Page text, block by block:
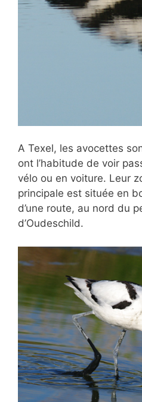
A Texel, les avocettes
ont l’habitude de voir
vélo ou en voiture. Leur
principale est située en
d’une route, au nord du
d’Oudeschild.